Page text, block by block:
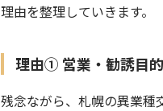
理由を整理していきます。
理由① 営業・勧誘目
残念ながら、札幌の異業種